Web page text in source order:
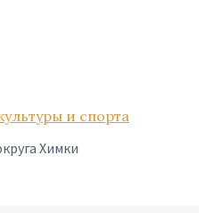
и спорта
Химки